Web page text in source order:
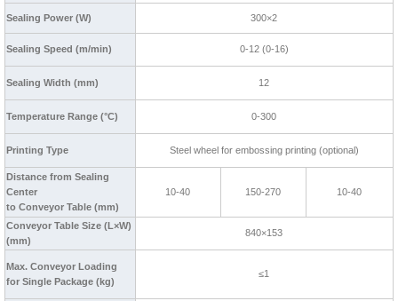
Sealing Power (W) 300×2
Sealing Speed (m/min) 0-12 (0-16)
Sealing Width (mm) 12
Temperature Range (°C) 0-300
Printing Type Steel wheel for embossing printing (optional)
Distance from Sealing
Center
to Conveyor Table (mm)
10-40 150-270 10-40
Conveyor Table Size (L×W)
(mm)
840×153
Max. Conveyor Loading
for Single Package (kg)
≤1